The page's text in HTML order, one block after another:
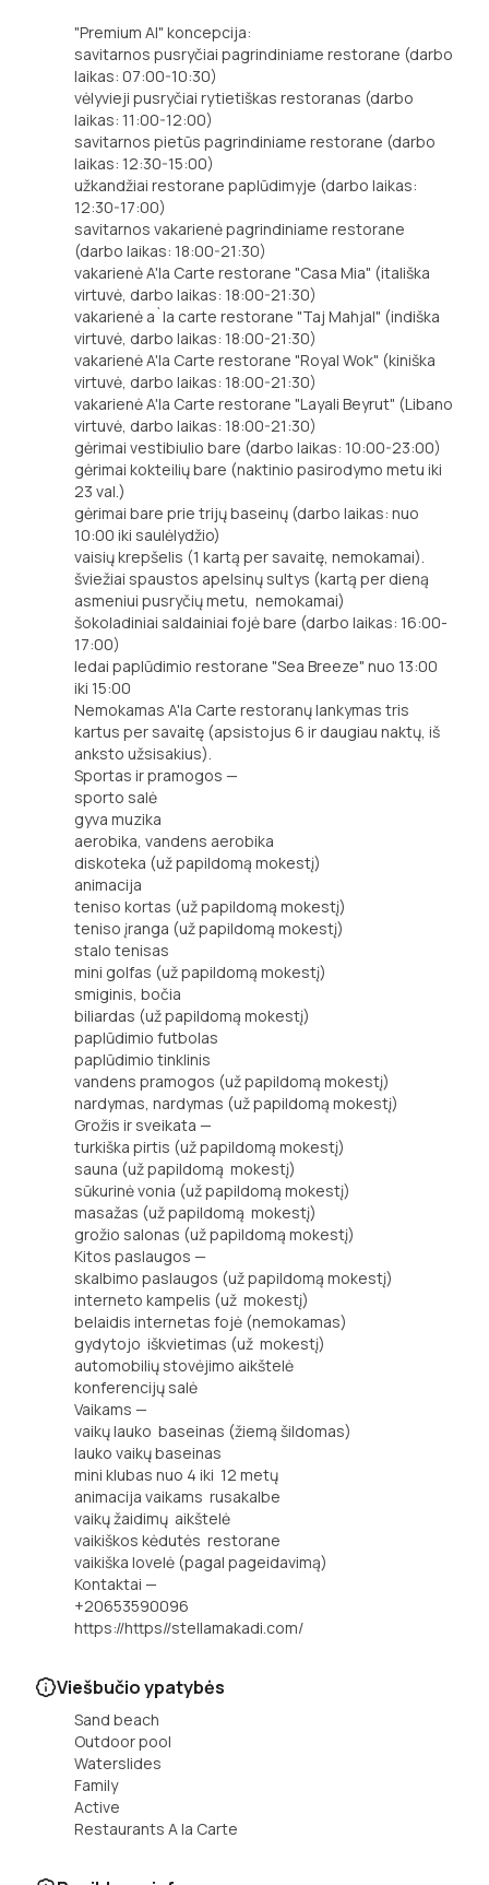
"Premium Al" koncepcija:
savitarnos pusryčiai pagrindiniame restorane (darbo
laikas: 07:00-10:30)
vėlyvieji pusryčiai rytietiškas restoranas (darbo
laikas: 11:00-12:00)
savitarnos pietūs pagrindiniame restorane (darbo
laikas: 12:30-15:00)
užkandžiai restorane paplūdimyje (darbo laikas:
12:30-17:00)
savitarnos vakarienė pagrindiniame restorane
(darbo laikas: 18:00-21:30)
vakarienė A'la Carte restorane "Casa Mia" (itališka
virtuvė, darbo laikas: 18:00-21:30)
vakarienė a`la carte restorane "Taj Mahjal" (indiška
virtuvė, darbo laikas: 18:00-21:30)
vakarienė A'la Carte restorane "Royal Wok" (kiniška
virtuvė, darbo laikas: 18:00-21:30)
vakarienė A'la Carte restorane "Layali Beyrut" (Libano
virtuvė, darbo laikas: 18:00-21:30)
gėrimai vestibiulio bare (darbo laikas: 10:00-23:00)
gėrimai kokteilių bare (naktinio pasirodymo metu iki
23 val.)
gėrimai bare prie trijų baseinų (darbo laikas: nuo
10:00 iki saulėlydžio)
vaisių krepšelis (1 kartą per savaitę, nemokamai).
šviežiai spaustos apelsinų sultys (kartą per dieną
asmeniui pusryčių metu, nemokamai)
šokoladiniai saldainiai fojė bare (darbo laikas: 16:00-
17:00)
ledai paplūdimio restorane "Sea Breeze" nuo 13:00
iki 15:00
Nemokamas A'la Carte restoranų lankymas tris
kartus per savaitę (apsistojus 6 ir daugiau naktų, iš
anksto užsisakius).
Sportas ir pramogos —
sporto salė
gyva muzika
aerobika, vandens aerobika
diskoteka (už papildomą mokestį)
animacija
teniso kortas (už papildomą mokestį)
teniso įranga (už papildomą mokestį)
stalo tenisas
mini golfas (už papildomą mokestį)
smiginis, bočia
biliardas (už papildomą mokestį)
paplūdimio futbolas
paplūdimio tinklinis
vandens pramogos (už papildomą mokestį)
nardymas, nardymas (už papildomą mokestį)
Grožis ir sveikata —
turkiška pirtis (už papildomą mokestį)
sauna (už papildomą mokestį)
sūkurinė vonia (už papildomą mokestį)
masažas (už papildomą mokestį)
grožio salonas (už papildomą mokestį)
Kitos paslaugos —
skalbimo paslaugos (už papildomą mokestį)
interneto kampelis (už mokestį)
belaidis internetas fojė (nemokamas)
gydytojo iškvietimas (už mokestį)
automobilių stovėjimo aikštelė
konferencijų salė
Vaikams —
vaikų lauko baseinas (žiemą šildomas)
lauko vaikų baseinas
mini klubas nuo 4 iki 12 metų
animacija vaikams rusakalbe
vaikų žaidimų aikštelė
vaikiškos kėdutės restorane
vaikiška lovelė (pagal pageidavimą)
Kontaktai —
+20653590096
https://https//stellamakadi.com/
Viešbučio ypatybės
Sand beach
Outdoor pool
Waterslides
Family
Active
Restaurants A la Carte